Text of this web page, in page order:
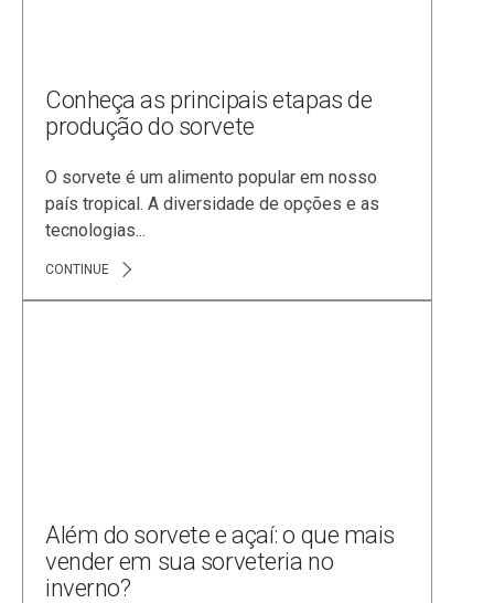
Conheça as principais etapas de
produção do sorvete
O sorvete é um alimento popular em nosso
país tropical. A diversidade de opções e as
tecnologias...
CONTINUE
Além do sorvete e açaí: o que mais
vender em sua sorveteria no
inverno?